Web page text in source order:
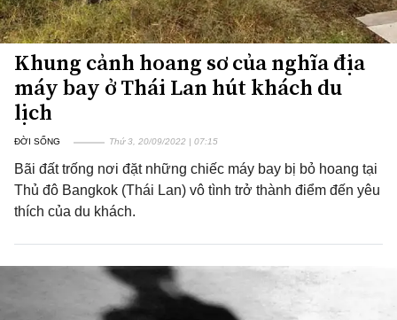
Khung cảnh hoang sơ của nghĩa địa
máy bay ở Thái Lan hút khách du
lịch
ĐỜI SỐNG Thứ 3, 20/09/2022 | 07:15
Bãi đất trống nơi đặt những chiếc máy bay bị bỏ hoang tại
Thủ đô Bangkok (Thái Lan) vô tình trở thành điểm đến yêu
thích của du khách.